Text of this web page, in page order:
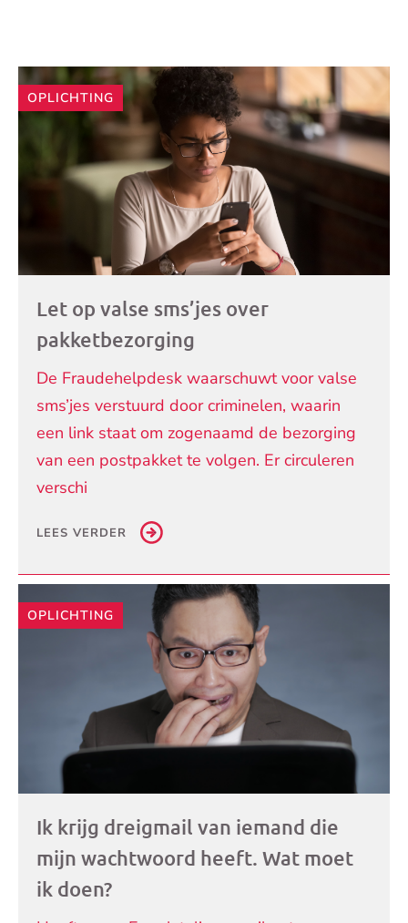
Andere
artikelen
OPLICHTING
Let op valse sms’jes over
pakketbezorging
De Fraudehelpdesk waarschuwt voor valse
sms’jes verstuurd door criminelen, waarin
een link staat om zogenaamd de bezorging
van een postpakket te volgen. Er circuleren
verschi
LEES VERDER
OPLICHTING
Ik krijg dreigmail van iemand die
mijn wachtwoord heeft. Wat moet
ik doen?